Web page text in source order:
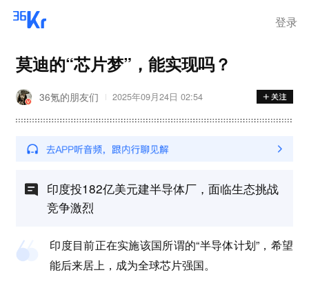
登录
莫迪的“芯片梦”，能实现吗？
36氪的朋友们 2025年09月24日 02:54
印度投182亿美元建半导体厂，面临生态挑战
竞争激烈
印度目前正在实施该国所谓的“半导体计划”，希望
能后来居上，成为全球芯片强国。